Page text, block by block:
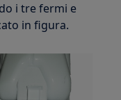
i tre fermi e
in figura.